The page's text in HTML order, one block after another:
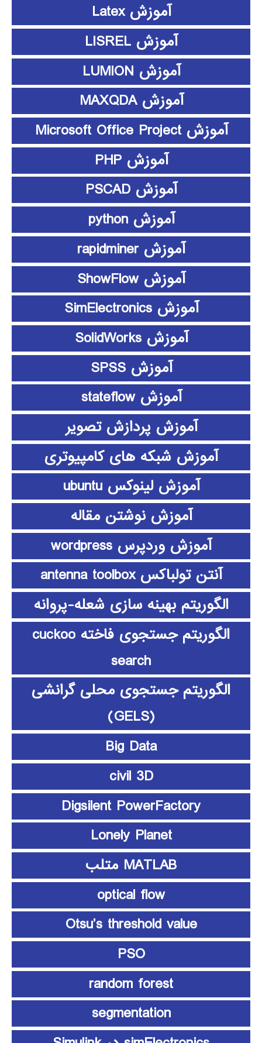
آموزش Latex
آموزش LISREL
آموزش LUMION
آموزش MAXQDA
آموزش Microsoft Office Project
آموزش PHP
آموزش PSCAD
آموزش python
آموزش rapidminer
آموزش ShowFlow
آموزش SimElectronics
آموزش SolidWorks
آموزش SPSS
آموزش stateflow
آموزش پردازش تصویر
آموزش شبکه های کامپیوتری
آموزش لینوکس ubuntu
آموزش نوشتن مقاله
آموزش وردپرس wordpress
آنتن تولباکس antenna toolbox
الگوریتم بهینه سازی شعله-پروانه
الگوریتم جستجوی فاخته cuckoo
search
الگوریتم جستجوی محلی گرانشی
(GELS)
Big Data
civil 3D
Digsilent PowerFactory
Lonely Planet
MATLAB متلب
optical flow
Otsu’s threshold value
PSO
random forest
segmentation